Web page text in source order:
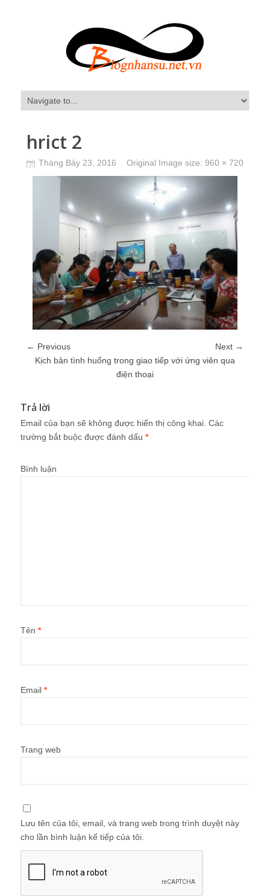
hrict 2
Tháng Bảy 23, 2016 Original Image size: 960 × 720
← Previous
Next →
Kịch bản tình huống trong giao tiếp với ứng viên qua
điện thoại
Trả lời
Email của bạn sẽ không được hiển thị công khai. Các
trường bắt buộc được đánh dấu *
Bình luận
Tên *
Email *
Trang web
Lưu tên của tôi, email, và trang web trong trình duyệt này
cho lần bình luận kế tiếp của tôi.